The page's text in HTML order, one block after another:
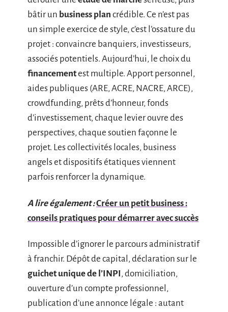
bâtir un business plan crédible. Ce n’est pas
un simple exercice de style, c’est l’ossature du
projet : convaincre banquiers, investisseurs,
associés potentiels. Aujourd’hui, le choix du
financementest multiple. Apport personnel,
aides publiques (ARE, ACRE, NACRE, ARCE),
crowdfunding, prêts d’honneur, fonds
d’investissement, chaque levier ouvre des
perspectives, chaque soutien façonne le
projet. Les collectivités locales, business
angels et dispositifs étatiques viennent
parfois renforcer la dynamique.
A lire également :Créer un petit business :
conseils pratiques pour démarrer avec succès
Impossible d’ignorer le parcours administratif
à franchir. Dépôt de capital, déclaration sur le
guichet unique de l’INPI, domiciliation,
ouverture d’un compte professionnel,
publication d’une annonce légale : autant